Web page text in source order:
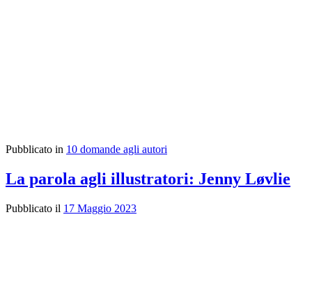
Pubblicato in 10 domande agli autori
La parola agli illustratori: Jenny Løvlie
Pubblicato il 17 Maggio 2023